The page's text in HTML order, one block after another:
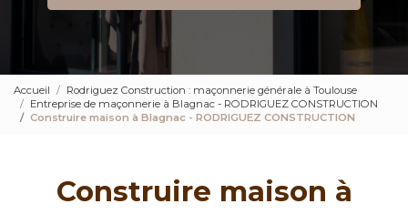
Accueil
Rodriguez Construction : maçonnerie générale à Toulouse
Entreprise de maçonnerie à Blagnac - RODRIGUEZ CONSTRUCTION
Construire maison à Blagnac - RODRIGUEZ CONSTRUCTION
Construire maison à